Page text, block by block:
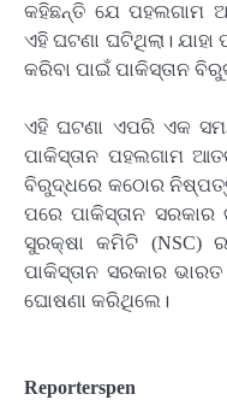
କହିଛନ୍ତି ଯେ ପହଲଗାମ
ଏହି ଘଟଣା ଘଟିଥିଲା।
କରିବା ପାଇଁ ପାକିସ୍ତାନ
ଏହି ଘଟଣା ଏପରି ଏକ
ପାକିସ୍ତାନ ପହଲଗାମ
ବିରୁଦ୍ଧରେ କଠୋର ନିଷ୍ପତ୍ତି
ପରେ ପାକିସ୍ତାନ ସରକାର
ସୁରକ୍ଷା କମିଟି (NSC)
ପାକିସ୍ତାନ ସରକାର
ଘୋଷଣା କରିଥିଲେ।
Reporterspen